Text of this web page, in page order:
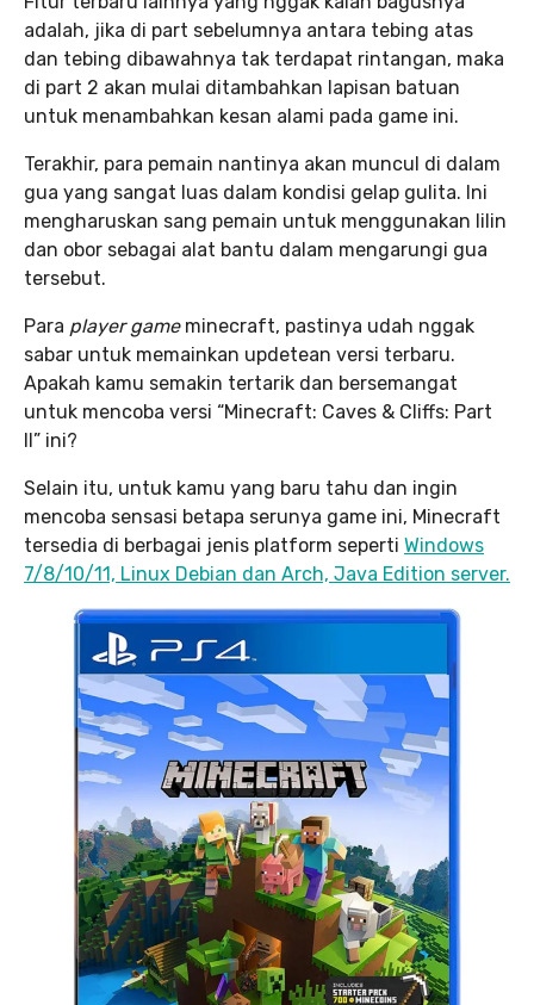
adalah, jika di part sebelumnya antara tebing atas
dan tebing dibawahnya tak terdapat rintangan, maka
di part 2 akan mulai ditambahkan lapisan batuan
untuk menambahkan kesan alami pada game ini.
Terakhir, para pemain nantinya akan muncul di dalam
gua yang sangat luas dalam kondisi gelap gulita. Ini
mengharuskan sang pemain untuk menggunakan lilin
dan obor sebagai alat bantu dalam mengarungi gua
tersebut.
Para player gameminecraft, pastinya udah nggak
sabar untuk memainkan updetean versi terbaru.
Apakah kamu semakin tertarik dan bersemangat
untuk mencoba versi “Minecraft: Caves & Cliffs: Part
II” ini?
Selain itu, untuk kamu yang baru tahu dan ingin
mencoba sensasi betapa serunya game ini, Minecraft
tersedia di berbagai jenis platform seperti Windows
7/8/10/11, Linux Debian dan Arch, Java Edition server.